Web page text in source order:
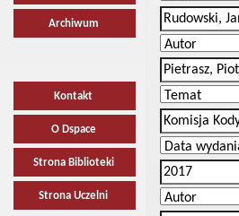
Archiwum
Kontakt
O Dspace
Strona Biblioteki
Strona Uczelni